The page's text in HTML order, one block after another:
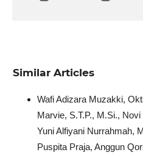
Similar Articles
Wafi Adizara Muzakki,
Marvie, S.T.P., M.Si.,
Yuni Alfiyani Nurrahmah,
Puspita Praja, Anggun